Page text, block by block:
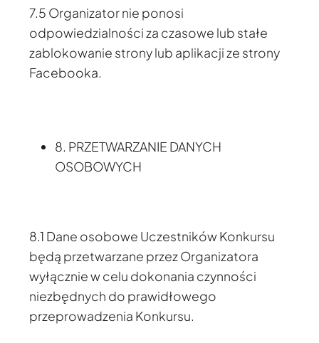
7.5 Organizator nie ponosi
odpowiedzialności za czasowe lub stałe
zablokowanie strony lub aplikacji ze strony
Facebooka.
8. PRZETWARZANIE DANYCH
OSOBOWYCH
8.1 Dane osobowe Uczestników Konkursu
będą przetwarzane przez Organizatora
wyłącznie w celu dokonania czynności
niezbędnych do prawidłowego
przeprowadzenia Konkursu.